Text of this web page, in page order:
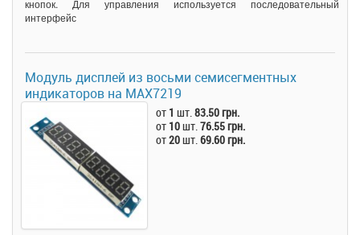
кнопок. Для управления используется последовательный
интерфейс
Модуль дисплей из восьми семисегментных
индикаторов на MAX7219
от 1 шт.83.50 грн.
от 10шт.76.55 грн.
от20шт.69.60 грн.